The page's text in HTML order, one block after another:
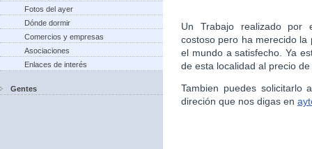
Fotos del ayer
Dónde dormir
Comercios y empresas
Asociaciones
Enlaces de interés
Gentes
Un Trabajo realizado por
costoso pero ha merecido
el mundo a satisfecho. Ya
de esta localidad al precio
Tambien puedes
direción que nos digas en